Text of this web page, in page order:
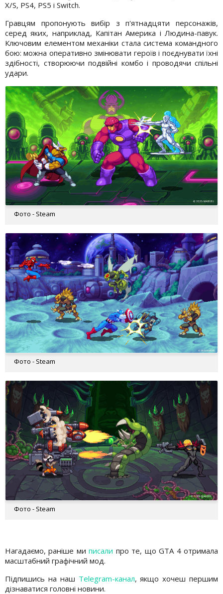
X/S, PS4, PS5 і Switch.
Гравцям пропонують вибір з п'ятнадцяти персонажів,
серед яких, наприклад, Капітан Америка і Людина-павук.
Ключовим елементом механіки стала система командного
бою: можна оперативно змінювати героїв і поєднувати їхні
здібності, створюючи подвійні комбо і проводячи спільні
удари.
Фото - Steam
Фото - Steam
Фото - Steam
Нагадаємо, раніше миписали про те, що GTA 4 отримала
масштабний графічний мод.
Підпишись на наш Telegram-канал, якщо хочеш першим
дізнаватися головні новини.